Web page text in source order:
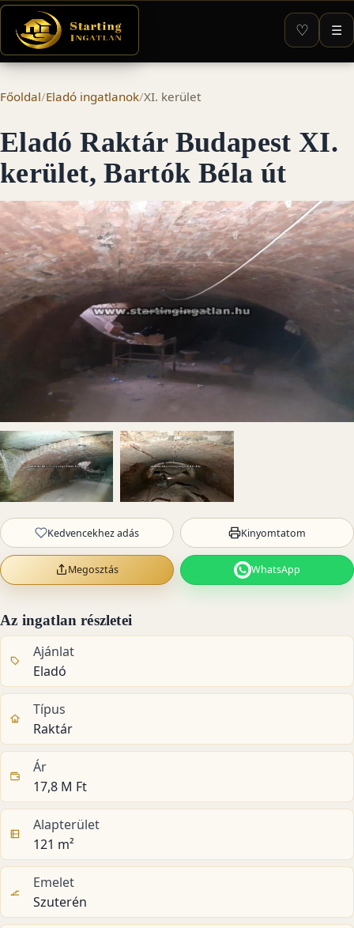
♡ ☰
Főoldal/Eladó ingatlanok/XI. kerület
Eladó Raktár Budapest XI.
kerület, Bartók Béla út
Kedvencekhez adás Kinyomtatom
Megosztás WhatsApp
Az ingatlan részletei
Ajánlat
Eladó
Típus
Raktár
Ár
17,8 M Ft
Alapterület
121 m²
Emelet
Szuterén